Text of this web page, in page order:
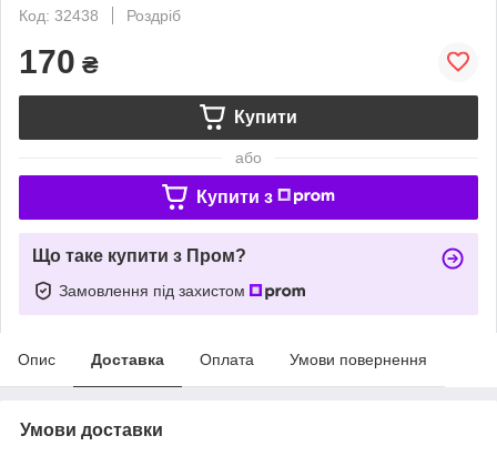
Код: 32438
Роздріб
170 ₴
Купити
або
Купити з
Що таке купити з Пром?
Замовлення під захистом
Опис Доставка Оплата Умови повернення
Умови доставки